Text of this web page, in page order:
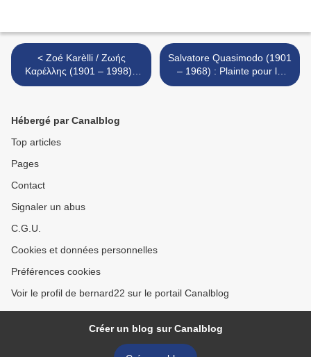
< Zoé Karèlli / Ζωής
Καρέλλης (1901 – 1998) :
Le murmure d’Eurydice /
Salvatore Quasimodo (1901
– 1968) : Plainte pour le
Sud / Lamento per il Sud >
Hébergé par Canalblog
Top articles
Pages
Contact
Signaler un abus
C.G.U.
Cookies et données personnelles
Préférences cookies
Voir le profil de bernard22 sur le portail Canalblog
Créer un blog sur Canalblog